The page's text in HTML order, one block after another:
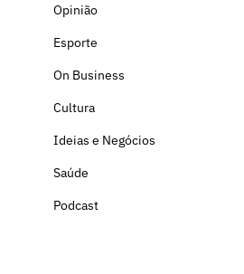
Opinião
Esporte
On Business
Cultura
Ideias e Negócios
Saúde
Podcast